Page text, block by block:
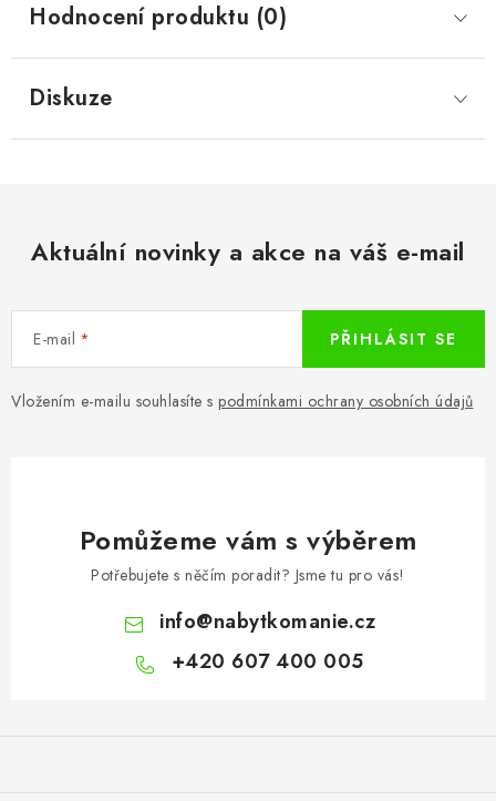
Hodnocení produktu (0)
Diskuze
Aktuální novinky a akce na váš e-mail
E-mail
Vložením e-mailu souhlasíte s podmínkami ochrany osobních údajů
PŘIHLÁSIT SE
Pomůžeme vám s výběrem
Potřebujete s něčím poradit? Jsme tu pro vás!
info@nabytkomanie.cz
+420 607 400 005